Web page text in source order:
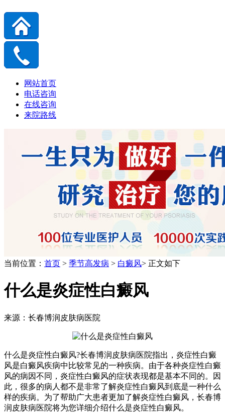
网站首页
电话咨询
在线咨询
来院路线
当前位置： 首页 > 季节高发病 > 白癜风> 正文如下
什么是炎症性白癜风
来源：长春博润皮肤病医院
什么是炎症性白癜风?长春博润皮肤病医院指出，炎症性白癜
风是白癜风疾病中比较常见的一种疾病。由于各种炎症性白癜
风的病因不同，炎症性白癜风的症状表现都是基本不同的。因
此，很多的病人都不是非常了解炎症性白癜风到底是一种什么
样的疾病。为了帮助广大患者更加了解炎症性白癜风，长春博
润皮肤病医院将为您详细介绍什么是炎症性白癜风。